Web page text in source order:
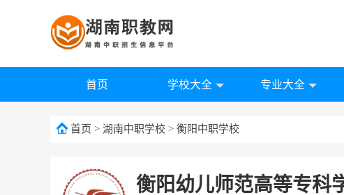
首页 学校大全 专业大全
首页 > 湖南中职学校 > 衡阳中职学校
衡阳幼儿师范高等专科